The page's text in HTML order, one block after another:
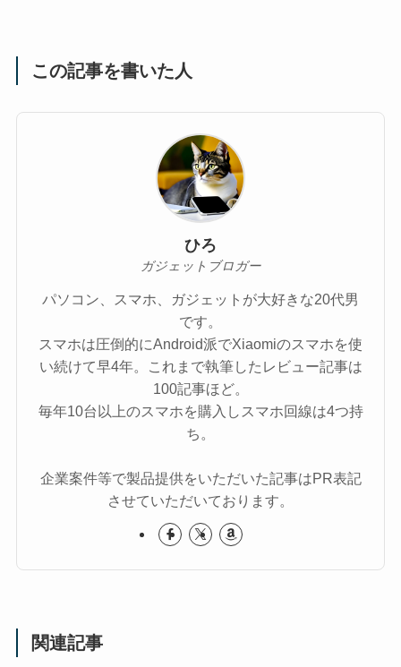
この記事を書いた人
ひろ
ガジェットブロガー
パソコン、スマホ、ガジェットが大好きな20代男
です。
スマホは圧倒的にAndroid派でXiaomiのスマホを使
い続けて早4年。これまで執筆したレビュー記事は
100記事ほど。
毎年10台以上のスマホを購入しスマホ回線は4つ持
ち。
企業案件等で製品提供をいただいた記事はPR表記
させていただいております。
関連記事